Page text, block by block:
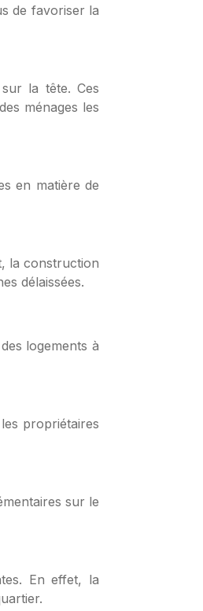
de favoriser la
la tête. Ces
ménages les
en matière de
la construction
délaissées.
logements à
propriétaires
sur le
En effet, la